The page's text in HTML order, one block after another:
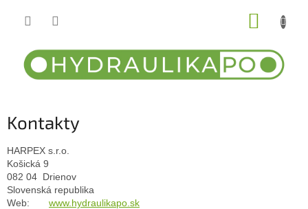
Kontakty
HARPEX s.r.o.
Košická 9
082 04  Drienov
Slovenská republika
Web:
www.hydraulikapo.sk